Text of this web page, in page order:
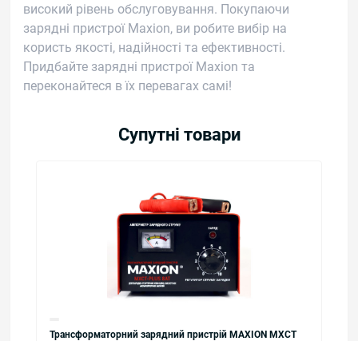
високий рівень обслуговування. Покупаючи
зарядні пристрої Maxion, ви робите вибір на
користь якості, надійності та ефективності.
Придбайте зарядні пристрої Maxion та
переконайтеся в їх перевагах самі!
Супутні товари
Трансформаторний зарядний пристрій MAXION MXCT